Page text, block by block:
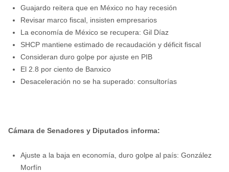
Guajardo reitera que en México no hay recesión
Revisar marco fiscal, insisten empresarios
La economía de México se recupera: Gil Díaz
SHCP mantiene estimado de recaudación y déficit fiscal
Consideran duro golpe por ajuste en PIB
El 2.8 por ciento de Banxico
Desaceleración no se ha superado: consultorías
Cámara de Senadores y Diputados informa:
Ajuste a la baja en economía, duro golpe al país: González
Morfín